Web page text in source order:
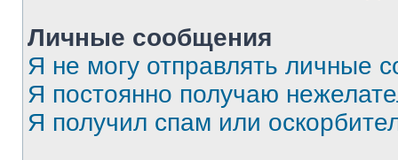
Личные сообщения
Я не могу отправлять личные
Я постоянно получаю
Я получил спам или